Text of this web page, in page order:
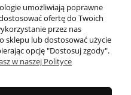
DOSTAWA
umożliwiają poprawne
ofertę do Twoich
przez nas
sklepu lub dostosować użycie
opcję "Dostosuj zgody".
w naszej Polityce